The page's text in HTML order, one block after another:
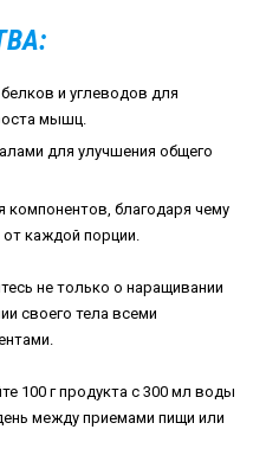
и углеводов для
мышц.
для улучшения общего
благодаря чему
каждой порции.
не только о наращивании
своего тела всеми
100 г продукта с 300 мл воды
между приемами пищи или